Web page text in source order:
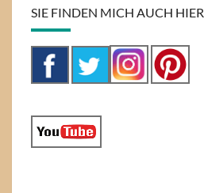
SIE FINDEN MICH AUCH HIER